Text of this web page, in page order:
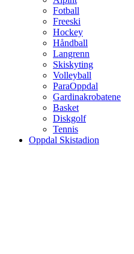
Fotball
Freeski
Hockey
Håndball
Langrenn
Skiskyting
Volleyball
ParaOppdal
Gardinakrobatene
Basket
Diskgolf
Tennis
Oppdal Skistadion